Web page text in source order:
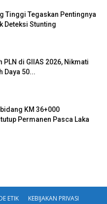
Tinggi Tegaskan Pentingnya
Deteksi Stunting
PLN di GIIAS 2026, Nikmati
Daya 50...
KM 36+000
Permanen Pasca Laka
ETIK KEBIJAKAN PRIVASI